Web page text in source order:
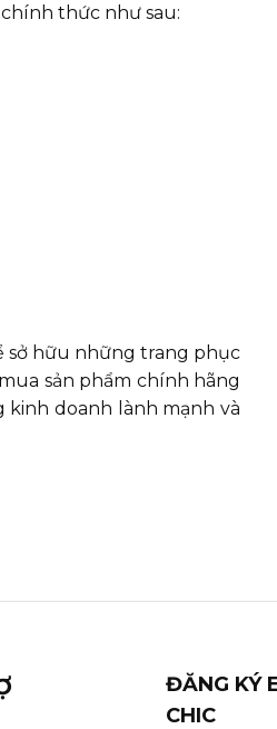
thức như sau:
sở hữu những trang phục
sản phẩm chính hãng
kinh doanh lành mạnh và
ĐĂNG KÝ
CHIC